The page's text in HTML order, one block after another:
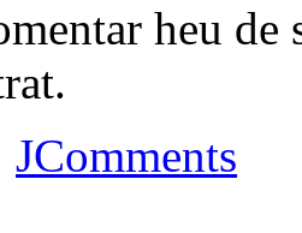
heu de
JComments